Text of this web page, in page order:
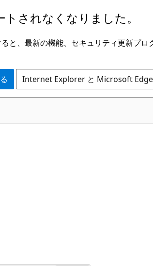
されなくなりました。
と、最新の機能、セキュリティ更新プロ
Internet Explorer と Microsoft Edge